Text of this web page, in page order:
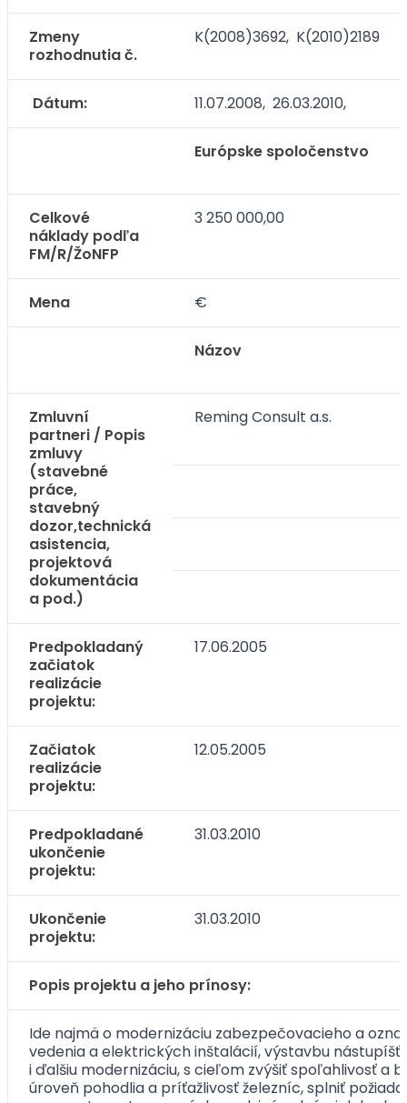
Zmeny
rozhodnutia č.
K(2008)3692, K(2010)2189
Dátum: 11.07.2008, 26.03.2010,
Európske spoločenstvo
Celkové
náklady podľa
FM/R/ŽoNFP
3 250 000,00
Mena €
Názov
Zmluvní
partneri / Popis
zmluvy
(stavebné
práce,
stavebný
dozor,technická
asistencia,
projektová
dokumentácia
a pod.)
Reming Consult a.s.
Predpokladaný
začiatok
realizácie
projektu:
17.06.2005
Začiatok
realizácie
projektu:
12.05.2005
Predpokladané
ukončenie
projektu:
31.03.2010
Ukončenie
projektu:
31.03.2010
Popis projektu a jeho prínosy:
Ide najmä o modernizáciu zabezpečovacieho a
vedenia a elektrických inštalácií, výstavbu
i ďalšiu modernizáciu, s cieľom zvýšiť spoľahlivosť a
úroveň pohodlia a príťažlivosť železníc, splniť